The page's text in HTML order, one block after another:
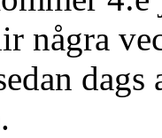
några